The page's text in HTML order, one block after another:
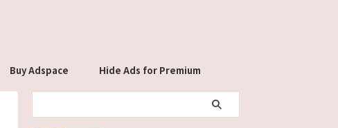
Buy Adspace Hide Ads for Premium